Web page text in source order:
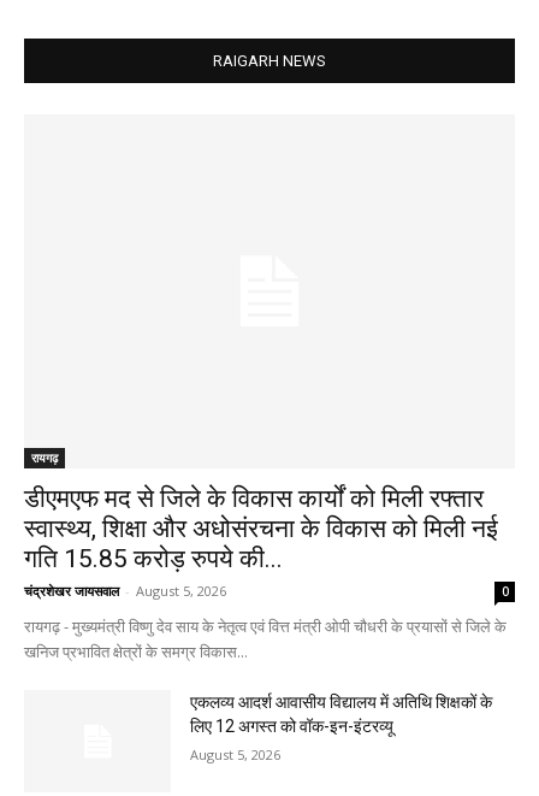
RAIGARH NEWS
रायगढ़
डीएमएफ मद से जिले के विकास कार्यों को मिली रफ्तार
स्वास्थ्य, शिक्षा और अधोसंरचना के विकास को मिली नई
गति 15.85 करोड़ रुपये की...
चंद्रशेखर जायसवाल - August 5, 2026 0
रायगढ़ - मुख्यमंत्री विष्णु देव साय के नेतृत्व एवं वित्त मंत्री ओपी चौधरी के प्रयासों से जिले के
खनिज प्रभावित क्षेत्रों के समग्र विकास...
एकलव्य आदर्श आवासीय विद्यालय में अतिथि शिक्षकों के
लिए 12 अगस्त को वॉक-इन-इंटरव्यू
August 5, 2026